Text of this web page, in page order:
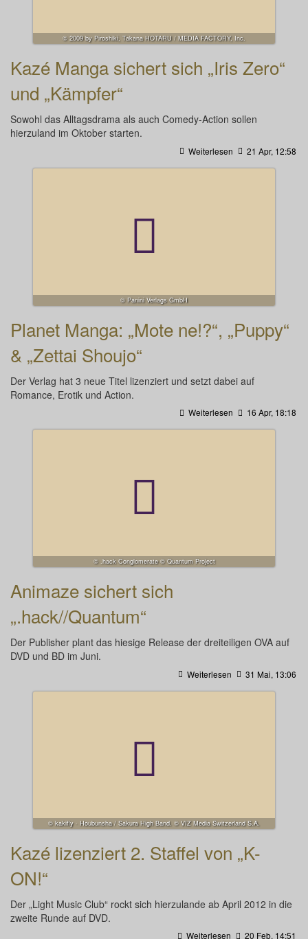
© 2009 by Piroshiki, Takana HOTARU / MEDIA FACTORY, Inc.
Kazé Manga sichert sich „Iris Zero“
und „Kämpfer“
Sowohl das Alltagsdrama als auch Comedy-Action sollen
hierzuland im Oktober starten.
Weiterlesen 21 Apr, 12:58
© Panini Verlags GmbH
Planet Manga: „Mote ne!?“, „Puppy“
& „Zettai Shoujo“
Der Verlag hat 3 neue Titel lizenziert und setzt dabei auf
Romance, Erotik und Action.
Weiterlesen 16 Apr, 18:18
© .hack Conglomerate © Quantum Project
Animaze sichert sich
„.hack//Quantum“
Der Publisher plant das hiesige Release der dreiteiligen OVA auf
DVD und BD im Juni.
Weiterlesen 31 Mai, 13:06
© kakifly · Houbunsha / Sakura High Band. © VIZ Media Switzerland S.A.
Kazé lizenziert 2. Staffel von „K-
ON!“
Der „Light Music Club“ rockt sich hierzulande ab April 2012 in die
zweite Runde auf DVD.
Weiterlesen 20 Feb, 14:51